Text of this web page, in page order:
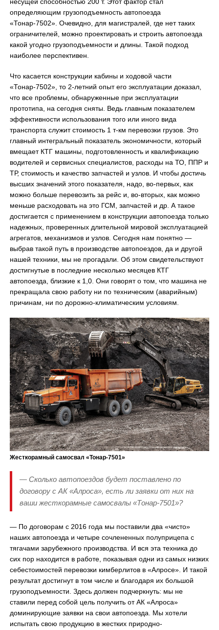
определяющим грузоподъемность автопоезда
«Тонар-7502». Очевидно, для магистралей, где нет таких
ограничителей, можно проектировать и строить автопоезда
какой угодно грузоподъемности и длины. Такой подход
наиболее перспективен.
Что касается конструкции кабины и ходовой части
«Тонар-7502», то 2-летний опыт его эксплуатации доказал,
что все проблемы, обнаруженные при эксплуатации
прототипа, на сегодня сняты. Ведь главным показателем
эффективности использования того или иного вида
транспорта служит стоимость 1 т-км перевозки грузов. Это
главный интегральный показатель экономичности, который
вмещает КТГ машины, подготовленность и квалификацию
водителей и сервисных специалистов, расходы на ТО, ППР и
ТР, стоимость и качество запчастей и узлов. И чтобы достичь
высших значений этого показателя, надо, во-первых, как
можно больше перевозить за рейс и, во-вторых, как можно
меньше расходовать на это ГСМ, запчастей и др. А такое
достигается с применением в конструкции автопоезда только
надежных, проверенных длительной мировой эксплуатацией
агрегатов, механизмов и узлов. Сегодня нам понятно —
выбрав такой путь в производстве автопоездов, да и другой
нашей техники, мы не прогадали. Об этом свидетельствуют
достигнутые в последние несколько месяцев КТГ
автопоезда, близкие к 1,0. Они говорят о том, что машина не
прекращала свою работу ни по техническим (аварийным)
причинам, ни по дорожно-климатическим условиям.
Жесткорамный самосвал «Тонар-7501»
— Сколько автопоездов будет поставлено по
договору с АК «Алроса», есть ли заявки от них на
ваши жесткорамные самосвалы «Тонар-7501»?
— По договорам с 2016 года мы поставили два «чисто»
наших автопоезда и четыре сочлененных полуприцепа с
тягачами зарубежного производства. И вся эта техника до
сих пор находится в работе, показывая одни из самых низких
себестоимостей перевозки кимберлитов в «Алросе». И такой
результат достигнут в том числе и благодаря их большой
грузоподъемности. Здесь должен подчеркнуть: мы не
ставили перед собой цель получить от АК «Алроса»
доминирующие заявки на свои автопоезда. Мы хотели
испытать свою продукцию в жестких природно-